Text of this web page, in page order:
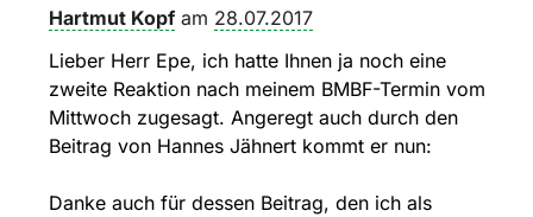
Hartmut Kopf am 28.07.2017
Lieber Herr Epe, ich hatte Ihnen ja noch eine
zweite Reaktion nach meinem BMBF-Termin vom
Mittwoch zugesagt. Angeregt auch durch den
Beitrag von Hannes Jähnert kommt er nun:
Danke auch für dessen Beitrag, den ich als